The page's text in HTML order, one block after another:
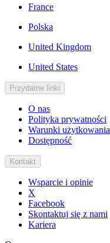
France
Polska
United Kingdom
United States
Przydatne linki
O nas
Polityka prywatności
Warunki użytkowania
Dostępność
Kontakt
Wsparcie i opinie
X
Facebook
Skontaktuj się z nami
Kariera